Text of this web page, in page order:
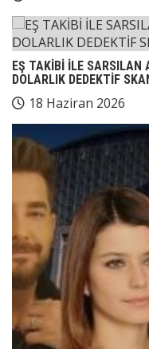
EŞ TAKİBİ İLE SARSILAN
DOLARLIK DEDEKTİF
18 Haziran 2026